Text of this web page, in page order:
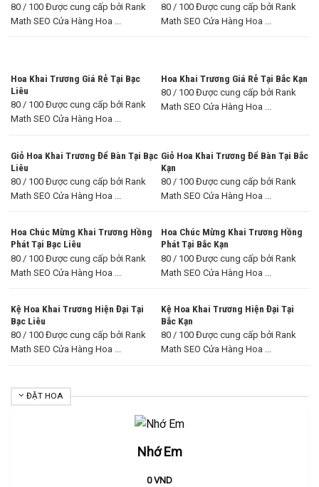
80 / 100 Được cung cấp bởi Rank
Math SEO Cửa Hàng Hoa ...
80 / 100 Được cung cấp bởi Rank
Math SEO Cửa Hàng Hoa ...
Hoa Khai Trương Giá Rẻ Tại Bạc
Liêu
80 / 100 Được cung cấp bởi Rank
Math SEO Cửa Hàng Hoa ...
Hoa Khai Trương Giá Rẻ Tại Bắc Kạn
80 / 100 Được cung cấp bởi Rank
Math SEO Cửa Hàng Hoa ...
Giỏ Hoa Khai Trương Để Bàn Tại Bạc
Liêu
80 / 100 Được cung cấp bởi Rank
Math SEO Cửa Hàng Hoa ...
Giỏ Hoa Khai Trương Để Bàn Tại Bắc
Kạn
80 / 100 Được cung cấp bởi Rank
Math SEO Cửa Hàng Hoa ...
Hoa Chúc Mừng Khai Trương Hồng
Phát Tại Bạc Liêu
80 / 100 Được cung cấp bởi Rank
Math SEO Cửa Hàng Hoa ...
Hoa Chúc Mừng Khai Trương Hồng
Phát Tại Bắc Kạn
80 / 100 Được cung cấp bởi Rank
Math SEO Cửa Hàng Hoa ...
Kệ Hoa Khai Trương Hiện Đại Tại
Bạc Liêu
80 / 100 Được cung cấp bởi Rank
Math SEO Cửa Hàng Hoa ...
Kệ Hoa Khai Trương Hiện Đại Tại
Bắc Kạn
80 / 100 Được cung cấp bởi Rank
Math SEO Cửa Hàng Hoa ...
ĐẶT HOA
Nhớ Em
0VND